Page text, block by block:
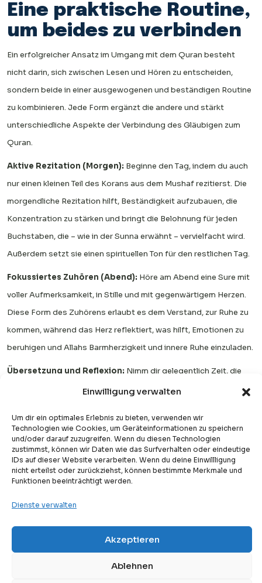
Einwilligung verwalten
Um dir ein optimales Erlebnis zu bieten, verwenden wir
Technologien wie Cookies, um Geräteinformationen zu speichern
und/oder darauf zuzugreifen. Wenn du diesen Technologien
zustimmst, können wir Daten wie das Surfverhalten oder eindeutige
IDs auf dieser Website verarbeiten. Wenn du deine Einwillligung
nicht erteilst oder zurückziehst, können bestimmte Merkmale und
Funktionen beeinträchtigt werden.
Dienste verwalten
Akzeptieren
Ablehnen
Eine praktische Routine,
um beides zu verbinden
Ein erfolgreicher Ansatz im Umgang mit dem Quran besteht
nicht darin, sich zwischen Lesen und Hören zu entscheiden,
sondern beide in einer ausgewogenen und beständigen Routine
zu kombinieren. Jede Form ergänzt die andere und stärkt
unterschiedliche Aspekte der Verbindung des Gläubigen zum
Quran.
Aktive Rezitation (Morgen): Beginne den Tag, indem du auch
nur einen kleinen Teil des Korans aus dem Mushaf rezitierst. Die
morgendliche Rezitation hilft, Beständigkeit aufzubauen, die
Konzentration zu stärken und bringt die Belohnung für jeden
Buchstaben, die – wie in der Sunna erwähnt – vervielfacht wird.
Außerdem setzt sie einen spirituellen Ton für den restlichen Tag.
Fokussiertes Zuhören (Abend): Höre am Abend eine Sure mit
voller Aufmerksamkeit, in Stille und mit gegenwärtigem Herzen.
Diese Form des Zuhörens erlaubt es dem Verstand, zur Ruhe zu
kommen, während das Herz reflektiert, was hilft, Emotionen zu
beruhigen und Allahs Barmherzigkeit und innere Ruhe einzuladen.
Übersetzung und Reflexion: Nimm dir gelegentlich Zeit, die
Übersetzung oder Erklärung dessen zu lesen, was du rezitiert
die Reflexion und verwandelt die Beschäftigung mit dem Quran
von bloßem Kontakt zu bewusster Rechtleitung und Einsicht.
Lies auch:Vorteile Des Koran Lesens Zum Fajr-Gebet
Was unsere Schüler über
Denk Arabisch Academy
sagen
Sehen Sie, was unsere Schüler über das Lernen bei der Denk
Arabisch Academy auf Trustpilot sagen. Lesen Sie ihre
Kostenlose Probestunde